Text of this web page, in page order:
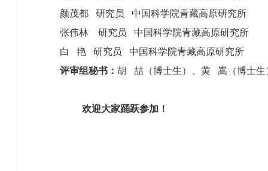
颜茂都 研究员 中国科学院青藏高原研究所
张伟林 研究员 中国科学院青藏高原研究所
白 艳 研究员 中国科学院青藏高原研究所
评审组秘书： 胡 喆（博士生）、黄 嵩（博士生
欢迎大家踊跃参加！